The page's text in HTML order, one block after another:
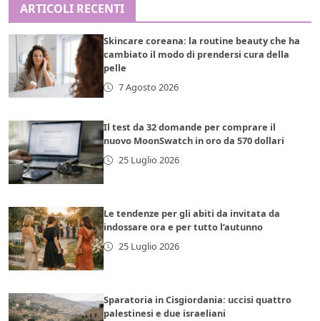
ARTICOLI RECENTI
Skincare coreana: la routine beauty che ha
cambiato il modo di prendersi cura della
pelle
7 Agosto 2026
Il test da 32 domande per comprare il
nuovo MoonSwatch in oro da 570 dollari
25 Luglio 2026
Le tendenze per gli abiti da invitata da
indossare ora e per tutto l’autunno
25 Luglio 2026
Sparatoria in Cisgiordania: uccisi quattro
palestinesi e due israeliani